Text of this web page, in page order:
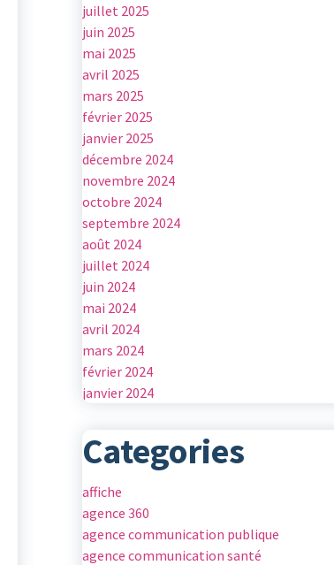
juillet 2025
juin 2025
mai 2025
avril 2025
mars 2025
février 2025
janvier 2025
décembre 2024
novembre 2024
octobre 2024
septembre 2024
août 2024
juillet 2024
juin 2024
mai 2024
avril 2024
mars 2024
février 2024
janvier 2024
Categories
affiche
agence 360
agence communication publique
agence communication santé